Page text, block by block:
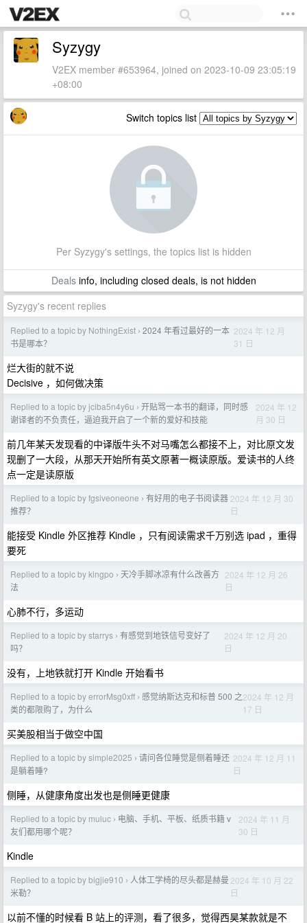
Syzygy
V2EX member #653964, joined on 2023-10-09 23:05:19
+08:00
Switch topics list
Per Syzygy's settings, the topics list is hidden
Dealsinfo, including closed deals, is not hidden
Syzygy's recent replies
Replied to a topic by NothingExist › 2024 年看过最好的一本
书是哪本？
2024 年 12 月
31 日
烂大街的就不说
Decisive ，如何做决策
Replied to a topic by jciba5n4y6u › 开贴骂一本书的翻译，同时感
谢译者的不负责任，逼迫我开启了一个新的爱好和技能
2024 年 12
月 30 日
前几年某天发现看的中译版牛头不对马嘴怎么都接不上，对比原文发
现删了一大段，从那天开始所有英文原著一概读原版。爱读书的人终
点一定是读原版
Replied to a topic by fgsiveoneone › 有好用的电子书阅读器
推荐？
2024 年 12 月 30
日
能接受 Kindle 外区推荐 Kindle ，只有阅读需求千万别选 ipad ，重得
要死
Replied to a topic by kingpo › 天冷手脚冰凉有什么改善方
法
2024 年 12 月 26
日
心肺不行，多运动
Replied to a topic by starrys › 有感觉到地铁信号变好了
吗？
2024 年 12 月 20
日
没有，上地铁就打开 Kindle 开始看书
Replied to a topic by errorMsg0xff › 感觉纳斯达克和标普 500 之
类的都限购了，为什么
2024 年 12 月
17 日
买美股相当于做空中国
Replied to a topic by simple2025 › 请问各位睡觉是侧着睡还
是躺着睡?
2024 年 12 月 11
日
侧睡，从健康角度出发也是侧睡更健康
Replied to a topic by muluc › 电脑、手机、平板、纸质书籍 v
友们都用哪个呢？
2024 年 11 月
30 日
Kindle
Replied to a topic by bigjie910 › 人体工学椅的尽头都是赫曼
米勒？
2024 年 10 月 22
日
以前不懂的时候看 B 站上的评测，看了很多，觉得西昊某款就是不